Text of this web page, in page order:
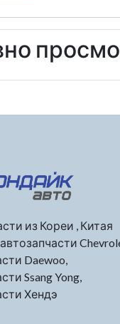
из Кореи , Китая
Daewoo,
Ssang Yong,
Хендэ